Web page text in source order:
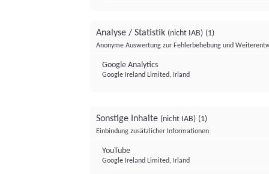
Analyse / Statistik (nicht IAB) (1)
Anonyme Auswertung zur Fehlerbehebung und
Google Analytics
Google Ireland Limited, Irland
Sonstige Inhalte (nicht IAB) (1)
Einbindung zusätzlicher Informationen
YouTube
Google Ireland Limited, Irland